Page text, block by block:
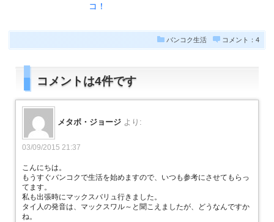
コ！
バンコク生活 コメント：4
コメントは4件です
メタボ・ジョージ より:
03/09/2015 21:37
こんにちは。
もうすぐバンコクで生活を始めますので、いつも参考にさせてもらっ
てます。
私も出張時にマックスバリュ行きました。
タイ人の発音は、マックスワル～と聞こえましたが、どうなんですか
ね。